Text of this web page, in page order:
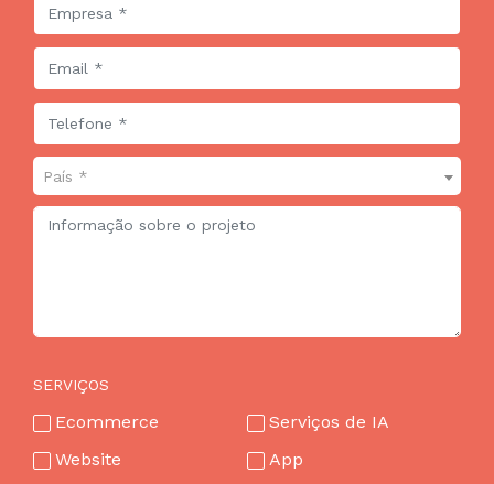
País *
SERVIÇOS
Ecommerce
Serviços de IA
Website
App